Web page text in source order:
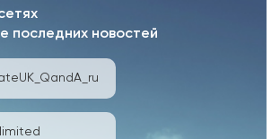
последних новостей